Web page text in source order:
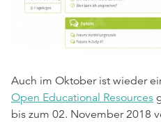
Auch im Oktober ist wieder
Open Educational Resources
bis zum 02. November 2018